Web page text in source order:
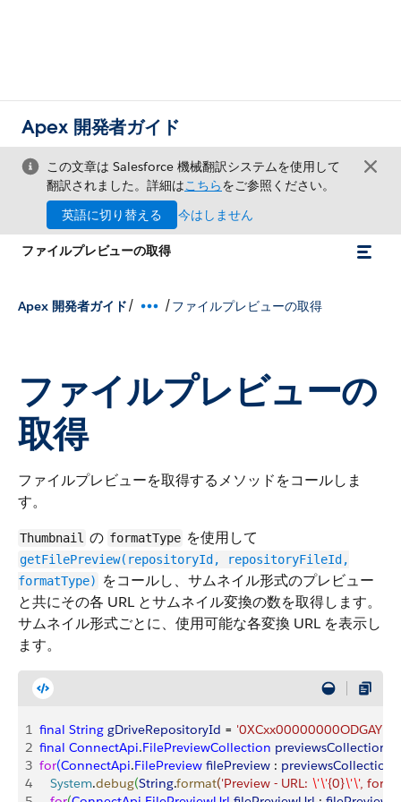
Apex 開発者ガイド
この文章は Salesforce 機械翻訳システムを使用して
翻訳されました。詳細はこちらをご参照ください。
英語に切り替える
今はしません
ファイルプレビューの取得
Apex 開発者ガイド/ /ファイルプレビューの取得
ファイルプレビューの
取得
ファイルプレビューを取得するメソッドをコールしま
す。
Thumbnail の formatType を使用して
getFilePreview(repositoryId, repositoryFileId,
formatType)
をコールし、サムネイル形式のプレビュー
と共にその各 URL とサムネイル変換の数を取得します。
サムネイル形式ごとに、使用可能な各変換 URL を表示し
ます。
1 final String gDriveRepositoryId = '0XCxx00000000ODGAY'
2 final ConnectApi.FilePreviewCollection previewsCollection
3 for(ConnectApi.FilePreview filePreview : previewsCollection
4
   System
.debug(String.format('Preview - URL: \'\'{0}\'\',